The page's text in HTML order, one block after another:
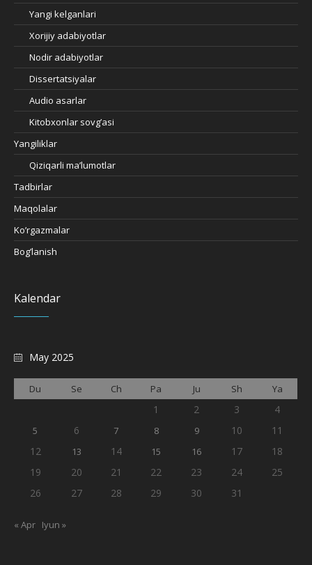
Yangi kelganlari
Xorijiy adabiyotlar
Nodir adabiyotlar
Dissertatsiyalar
Audio asarlar
Kitobxonlar sovg’asi
Yangiliklar
Qiziqarli ma’lumotlar
Tadbirlar
Maqolalar
Ko’rgazmalar
Bog’lanish
Kalendar
May 2025
Du Se Ch Pa Ju Sh Ya
1 2 3 4
5 6 7 8 9 10
11
12
13 14 15 16 17
18
19
20 21 22 23 24
25
26
27 28 29 30 31
« Apr Iyun »